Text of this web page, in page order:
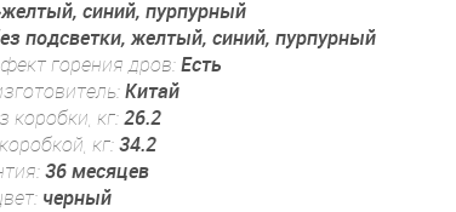
синий, пурпурный
подсветки, желтый, синий, пурпурный
горения дров:Есть
Китай
коробки, кг:26.2
кг:34.2
36 месяцев
черный